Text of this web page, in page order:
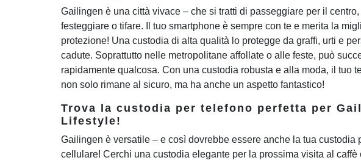
Gailingen è una città vivace – che si tratti di passeggiare per il centro,
festeggiare o tifare. Il tuo smartphone è sempre con te e merita la
protezione! Una custodia di alta qualità lo protegge da graffi, urti e
cadute. Soprattutto nelle metropolitane affollate o alle feste, può
rapidamente qualcosa. Con una custodia robusta e alla moda, il tuo
non solo rimane al sicuro, ma ha anche un aspetto fantastico!
Trova la custodia per telefono perfetta per
Lifestyle!
Gailingen è versatile – e così dovrebbe essere anche la tua custodia
cellulare! Cerchi una custodia elegante per la prossima visita al caffè